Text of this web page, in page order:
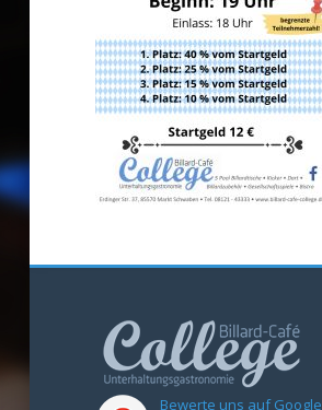
Bewerte uns auf Google